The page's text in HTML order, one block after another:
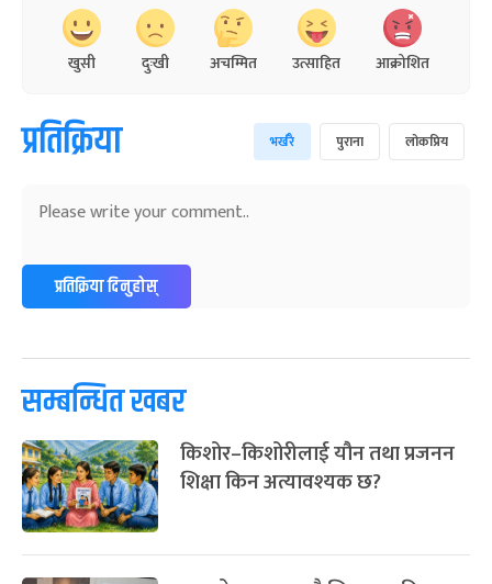
खुसी दुःखी अचम्मित उत्साहित आक्रोशित
प्रतिक्रिया भर्खरै पुराना लोकप्रिय
प्रतिक्रिया दिनुहोस्
सम्बन्धित खबर
किशोर–किशोरीलाई यौन तथा प्रजनन
शिक्षा किन अत्यावश्यक छ?